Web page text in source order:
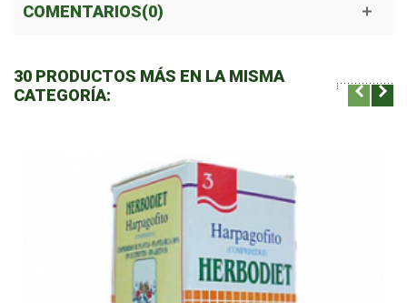
COMENTARIOS(0)
30 PRODUCTOS MÁS EN LA MISMA
CATEGORÍA: